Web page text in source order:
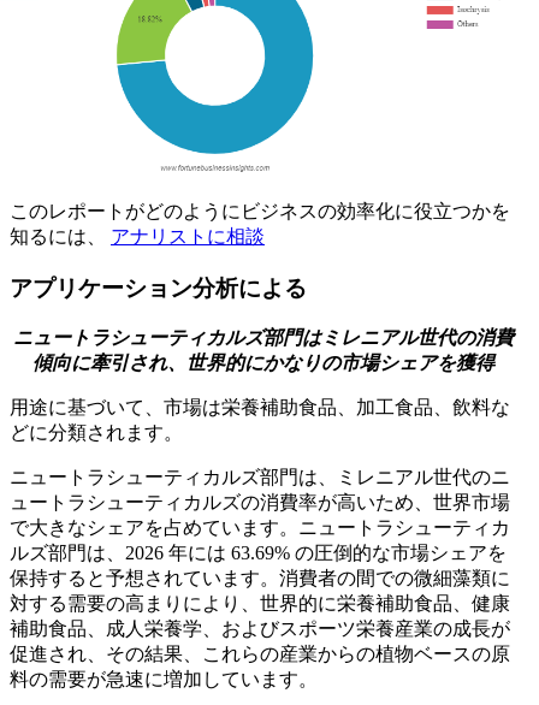
このレポートがどのようにビジネスの効率化に役立つかを
知るには、 アナリストに相談
アプリケーション分析による
ニュートラシューティカルズ部門はミレニアル世代の消費
傾向に牽引され、世界的にかなりの市場シェアを獲得
用途に基づいて、市場は栄養補助食品、加工食品、飲料な
どに分類されます。
ニュートラシューティカルズ部門は、ミレニアル世代のニ
ュートラシューティカルズの消費率が高いため、世界市場
で大きなシェアを占めています。ニュートラシューティカ
ルズ部門は、2026 年には 63.69% の圧倒的な市場シェアを
保持すると予想されています。消費者の間での微細藻類に
対する需要の高まりにより、世界的に栄養補助食品、健康
補助食品、成人栄養学、およびスポーツ栄養産業の成長が
促進され、その結果、これらの産業からの植物ベースの原
料の需要が急速に増加しています。